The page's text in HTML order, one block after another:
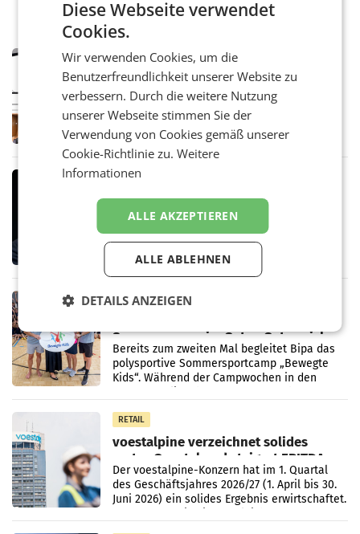
MARKETING & MEDIA
Pilnacek-U-Ausschuss - Presserat
fordert sensible Berichterstattung
WIEN Der Presserat fordert Medienvertreter
dazu auf, im U-Ausschuss zu den
Ermittlungen rund um das Ableben des Ex-
Sektionschefs im Justizministerium, Christian
MARKETING & MEDIA
Stiftungsrat Lederer wehrt sich in
den SN gegen Vorwürfe
Mehrere Themen beschäftigen derzeit den
ORF. Am Dienstag soll im Stiftungsrat über
die vom neuen ORF-Chef Clemens Pig
vorgeschlagenen Besetzungen für die
RETAIL
Sommercamps im Osten Österreichs
Bereits zum zweiten Mal begleitet Bipa das
polysportive Sommersportcamp „Bewegte
Kids“. Während der Campwochen in den
RETAIL
voestalpine verzeichnet solides
erstes Quartal und steigert EBITDA
Der voestalpine-Konzern hat im 1. Quartal
des Geschäftsjahres 2026/27 (1. April bis 30.
Juni 2026) ein solides Ergebnis erwirtschaftet.
Diese Webseite verwendet
Cookies.
Wir verwenden Cookies, um die
Benutzerfreundlichkeit unserer Website zu
verbessern. Durch die weitere Nutzung
unserer Webseite stimmen Sie der
Verwendung von Cookies gemäß unserer
Cookie-Richtlinie zu.Weitere
Informationen
ALLE AKZEPTIEREN
ALLE ABLEHNEN
DETAILS ANZEIGEN